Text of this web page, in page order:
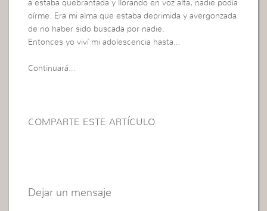
a estaba quebrantada y llorando en voz alta, nadie podía
oírme. Era mi alma que estaba deprimida y avergonzada
de no haber sido buscada por nadie.
Entonces yo viví mi adolescencia hasta…
Continuará…
COMPARTE ESTE ARTÍCULO
Dejar un mensaje